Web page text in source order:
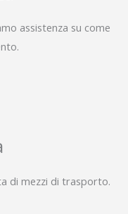
assistenza su come
di mezzi di trasporto.